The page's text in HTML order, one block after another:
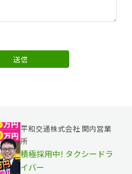
送信
平和交通株式会社 関内営業
所
積極採用中! タクシードラ
イバー